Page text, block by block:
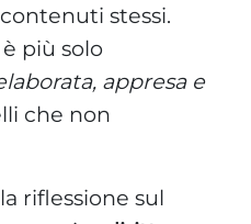
stessi.
più solo
appresa e
che non
riflessione sul